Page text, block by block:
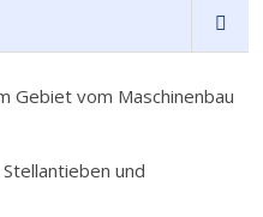
Gebiet vom Maschinenbau
und